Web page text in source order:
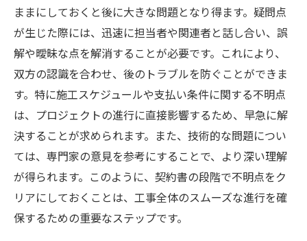
ままにしておくと後に大きな問題となり得ます。疑問点
が生じた際には、迅速に担当者や関連者と話し合い、誤
解や曖昧な点を解消することが必要です。これにより、
双方の認識を合わせ、後のトラブルを防ぐことができま
す。特に施工スケジュールや支払い条件に関する不明点
は、プロジェクトの進行に直接影響するため、早急に解
決することが求められます。また、技術的な問題につい
ては、専門家の意見を参考にすることで、より深い理解
が得られます。このように、契約書の段階で不明点をク
リアにしておくことは、工事全体のスムーズな進行を確
保するための重要なステップです。